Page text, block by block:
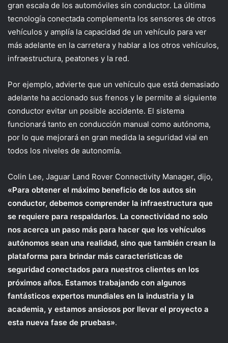
gran escala de los automóviles sin conductor. La última
tecnología conectada complementa los sensores de otros
vehículos y amplía la capacidad de un vehículo para ver
más adelante en la carretera y hablar a los otros vehículos,
infraestructura, peatones y la red.
Por ejemplo, advierte que un vehículo que está demasiado
adelante ha accionado sus frenos y le permite al siguiente
conductor evitar un posible accidente. El sistema
funcionará tanto en conducción manual como autónoma,
por lo que mejorará en gran medida la seguridad vial en
todos los niveles de autonomía.
Colin Lee, Jaguar Land Rover Connectivity Manager, dijo,
«Para obtener el máximo beneficio de los autos sin
conductor, debemos comprender la infraestructura que
se requiere para respaldarlos. La conectividad no solo
nos acerca un paso más para hacer que los vehículos
autónomos sean una realidad, sino que también crean la
plataforma para brindar más características de
seguridad conectados para nuestros clientes en los
próximos años. Estamos trabajando con algunos
fantásticos expertos mundiales en la industria y la
academia, y estamos ansiosos por llevar el proyecto a
esta nueva fase de pruebas».